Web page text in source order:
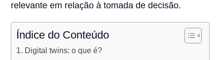
relevante em relação à tomada de decisão.
Índice do Conteúdo
Digital twins: o que é?